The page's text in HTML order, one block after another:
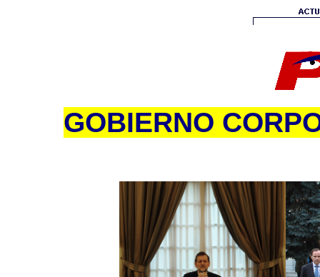
GOBIERNO